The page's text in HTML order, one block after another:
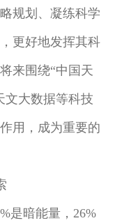
规划、凝练科学
更好地发挥其科
来围绕“中国天
文大数据等科技
用，成为重要的
是暗能量，26%